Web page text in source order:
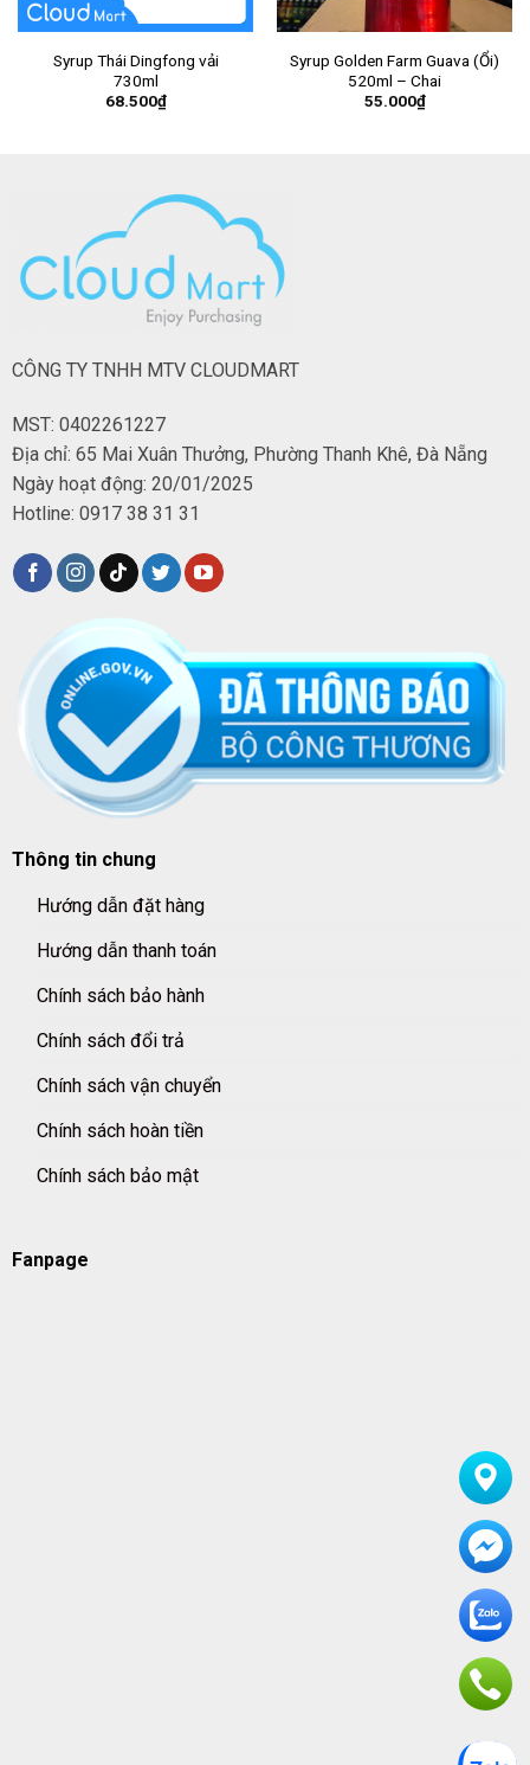
Syrup Thái Dingfong vải
730ml
68.500₫
Syrup Golden Farm Guava (Ổi)
520ml – Chai
55.000₫
CÔNG TY TNHH MTV CLOUDMART
MST: 0402261227
Địa chỉ: 65 Mai Xuân Thưởng, Phường Thanh Khê, Đà Nẵng
Ngày hoạt động: 20/01/2025
Hotline: 0917 38 31 31
Thông tin chung
Hướng dẫn đặt hàng
Hướng dẫn thanh toán
Chính sách bảo hành
Chính sách đổi trả
Chính sách vận chuyển
Chính sách hoàn tiền
Chính sách bảo mật
Fanpage